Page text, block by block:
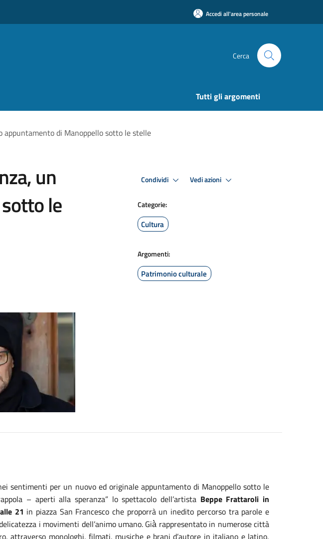
Accedi all'area personale
Cerca
Tutti gli argomenti
di Manoppello sotto le stelle
un
le
Condividi Vedi azioni
Categorie:
Cultura
Argomenti:
Patrimonio culturale
sentimenti per un nuovo ed originale appuntamento di Manoppello sotto le
– aperti alla speranza” lo spettacolo dell’artista Beppe Frattaroli in
21 in piazza San Francesco che proporrà un inedito percorso tra parole e
i movimenti dell’animo umano. Già̀ rappresentato in numerose città
attraverso monologhi, filmati, musiche e brani d’autore in italiano e latino,